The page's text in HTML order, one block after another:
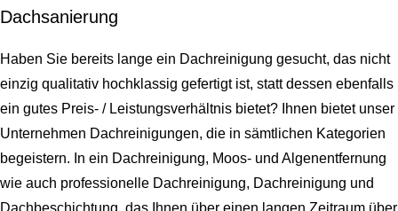
Dachsanierung
Haben Sie bereits lange ein Dachreinigung gesucht, das nicht
einzig qualitativ hochklassig gefertigt ist, statt dessen ebenfalls
ein gutes Preis- / Leistungsverhältnis bietet? Ihnen bietet unser
Unternehmen Dachreinigungen, die in sämtlichen Kategorien
begeistern. In ein Dachreinigung, Moos- und Algenentfernung
wie auch professionelle Dachreinigung, Dachreinigung und
Dachbeschichtung, das Ihnen über einen langen Zeitraum über